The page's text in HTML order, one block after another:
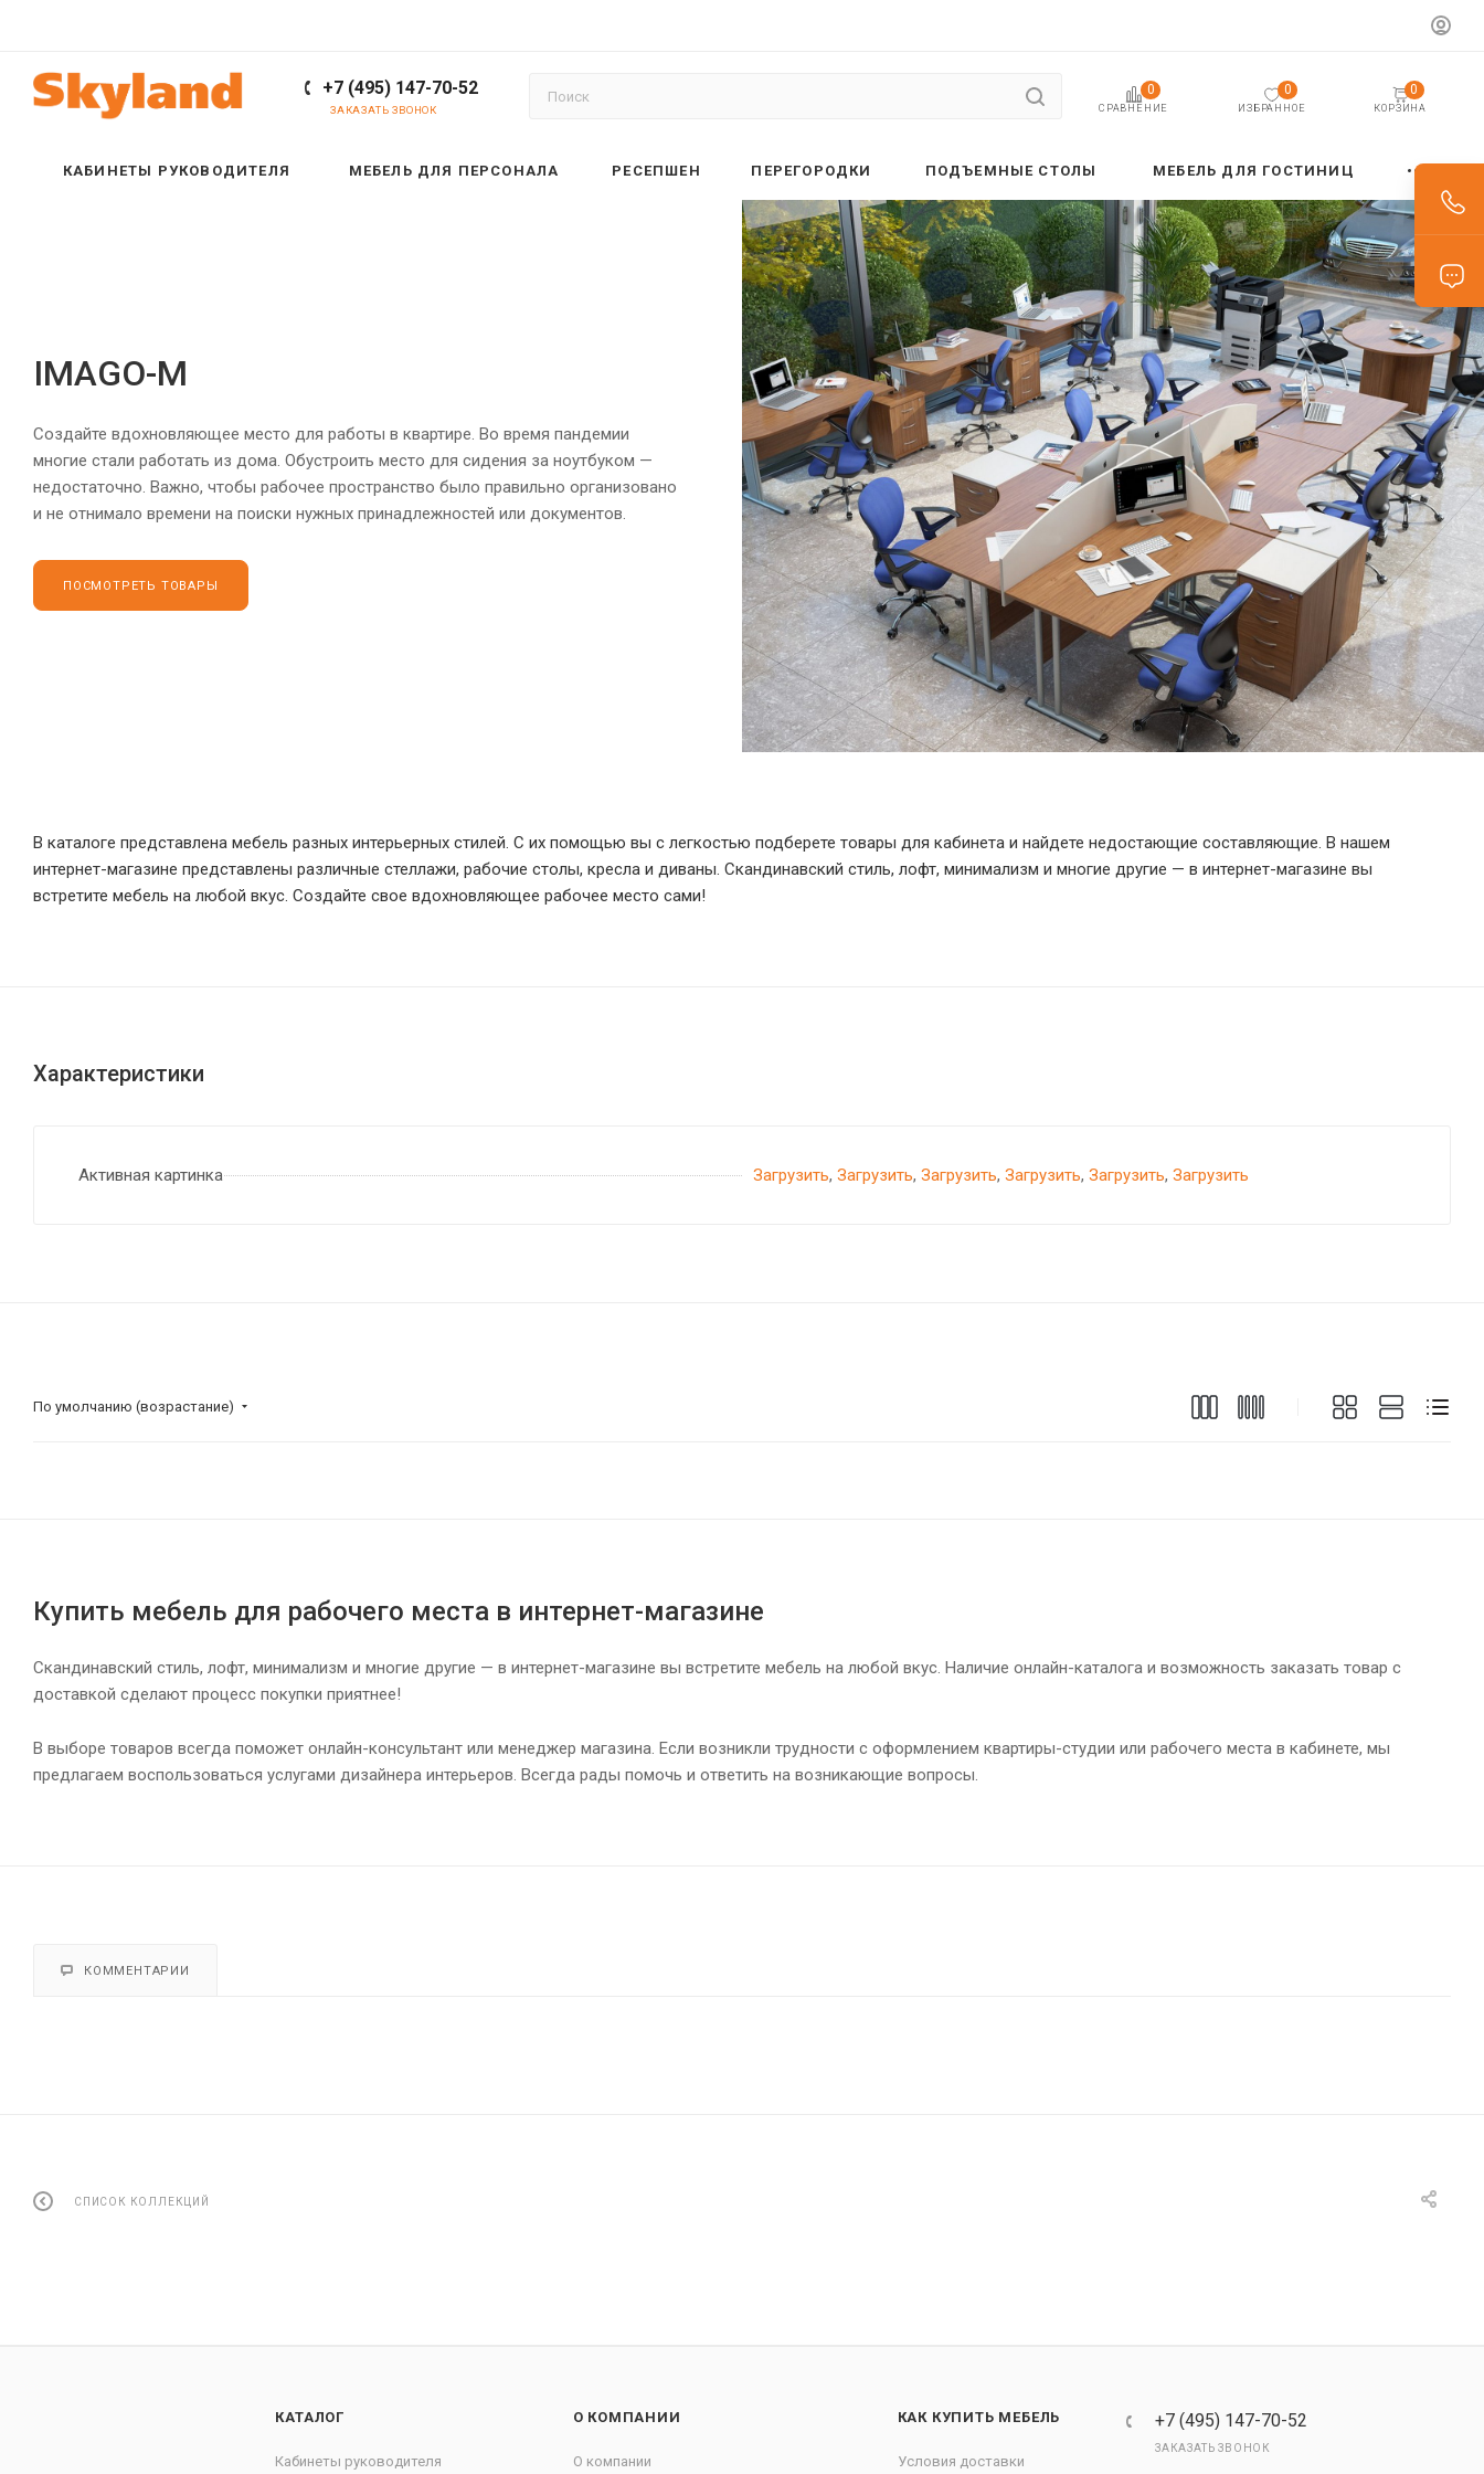
+7 (495) 147-70-52
ЗАКАЗАТЬ ЗВОНОК СРАВНЕНИЕ
0
ИЗБРАННОЕ
0
КОРЗИНА
0
КАБИНЕТЫ РУКОВОДИТЕЛЯ МЕБЕЛЬ ДЛЯ ПЕРСОНАЛА РЕСЕПШЕН ПЕРЕГОРОДКИ ПОДЪЕМНЫЕ СТОЛЫ МЕБЕЛЬ ДЛЯ ГОСТИНИЦ
IMAGO-M
Создайте вдохновляющее место для работы в квартире. Во время пандемии
многие стали работать из дома. Обустроить место для сидения за ноутбуком —
недостаточно. Важно, чтобы рабочее пространство было правильно организовано
и не отнимало времени на поиски нужных принадлежностей или документов.
ПОСМОТРЕТЬ ТОВАРЫ
В каталоге представлена мебель разных интерьерных стилей. С их помощью вы с легкостью подберете товары для кабинета и найдете недостающие составляющие. В нашем
интернет-магазине представлены различные стеллажи, рабочие столы, кресла и диваны. Скандинавский стиль, лофт, минимализм и многие другие — в интернет-магазине вы
встретите мебель на любой вкус. Создайте свое вдохновляющее рабочее место сами!
Характеристики
Активная картинка Загрузить, Загрузить, Загрузить, Загрузить, Загрузить, Загрузить
По умолчанию (возрастание)
Купить мебель для рабочего места в интернет-магазине
Скандинавский стиль, лофт, минимализм и многие другие — в интернет-магазине вы встретите мебель на любой вкус. Наличие онлайн-каталога и возможность заказать товар с
доставкой сделают процесс покупки приятнее!
В выборе товаров всегда поможет онлайн-консультант или менеджер магазина. Если возникли трудности с оформлением квартиры-студии или рабочего места в кабинете, мы
предлагаем воспользоваться услугами дизайнера интерьеров. Всегда рады помочь и ответить на возникающие вопросы.
КОММЕНТАРИИ
СПИСОК КОЛЛЕКЦИЙ
КАТАЛОГ
Кабинеты руководителя
О КОМПАНИИ
О компании
КАК КУПИТЬ МЕБЕЛЬ
Условия доставки
+7 (495) 147-70-52
ЗАКАЗАТЬ ЗВОНОК